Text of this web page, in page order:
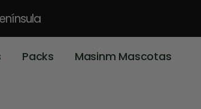
Packs Masinm Mascotas